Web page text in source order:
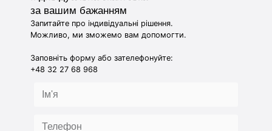
за вашим бажанням
Запитайте про індивідуальні рішення.
Можливо, ми зможемо вам допомогти.
Заповніть форму або зателефонуйте:
+48 32 27 68 968